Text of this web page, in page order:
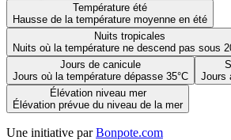
Température été
Hausse de la température moyenne en été
Nuits tropicales
Nuits où la température ne descend pas sous
Jours de canicule
Jours où la température dépasse 35°C
Jours
Élévation niveau mer
Élévation prévue du niveau de la mer
Une initiative par Bonpote.com